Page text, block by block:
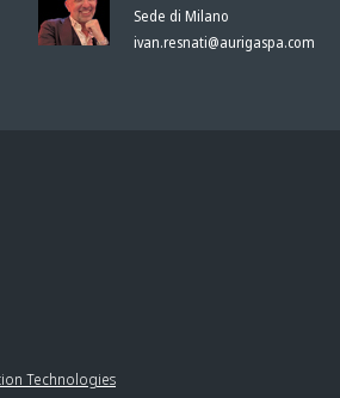
Sede di Milano
ivan.resnati@aurigaspa.com
Technologies